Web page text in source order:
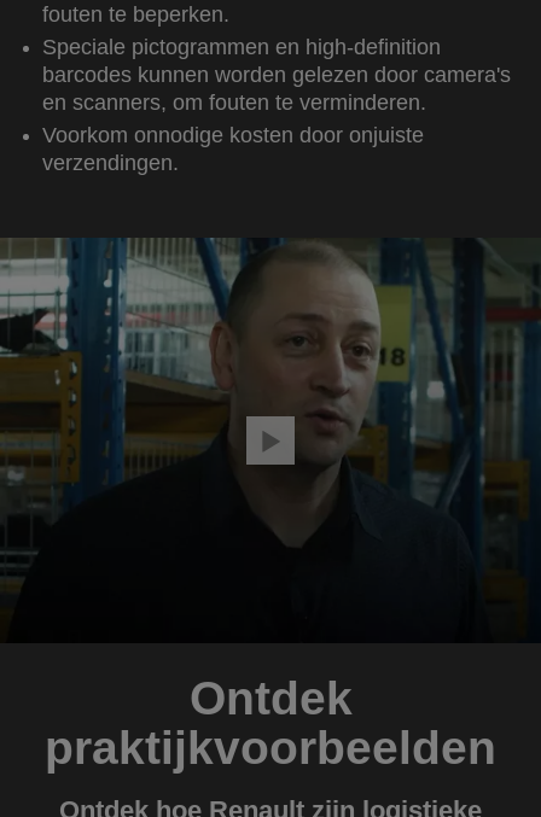
fouten te beperken.
Speciale pictogrammen en high-definition
barcodes kunnen worden gelezen door camera's
en scanners, om fouten te verminderen.
Voorkom onnodige kosten door onjuiste
verzendingen.
Ontdek
praktijkvoorbeelden
Ontdek hoe Renault zijn logistieke